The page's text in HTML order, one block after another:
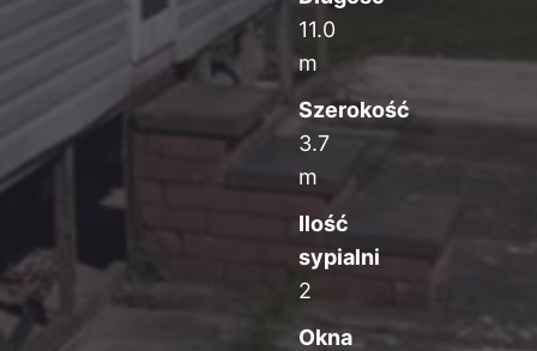
11.0
m
Szerokość
3.7
m
Ilość
sypialni
2
Okna